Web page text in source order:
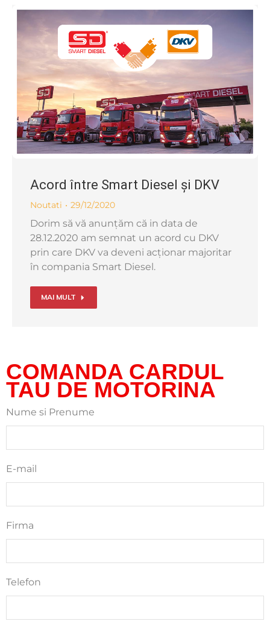
Acord între Smart Diesel și DKV
Noutati 29/12/2020
Dorim să vă anunțăm că in data de
28.12.2020 am semnat un acord cu DKV
prin care DKV va deveni acționar majoritar
în compania Smart Diesel.
MAI MULT
COMANDA CARDUL
TAU DE MOTORINA
Nume si Prenume
E-mail
Firma
Telefon